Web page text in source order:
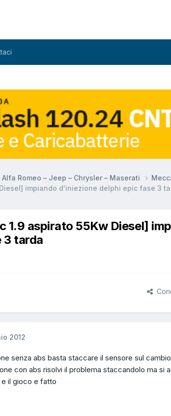
Alfa Romeo – Jeep – Chrysler – Maserati
impiando d'iniezione delphi epic fase 3
1.9 aspirato 55Kw Diesel]
3 tarda
2012
senza abs basta staccare il sensore sul
con abs risolvi il problema staccandolo ma si
il gioco e fatto